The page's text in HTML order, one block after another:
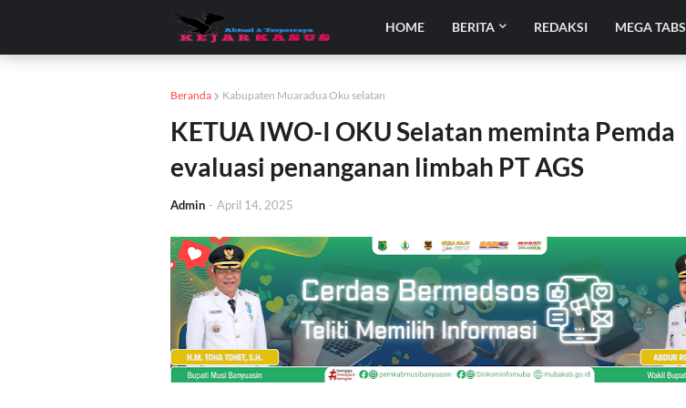
HOME BERITA REDAKSI MEGA TABS
Beranda Kabupaten Muaradua Oku selatan
KETUA IWO-I OKU Selatan meminta Pemda
evaluasi penanganan limbah PT AGS
Admin - April 14, 2025